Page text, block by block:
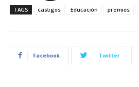
TAGS castigos Educación premios
Facebook Twitter